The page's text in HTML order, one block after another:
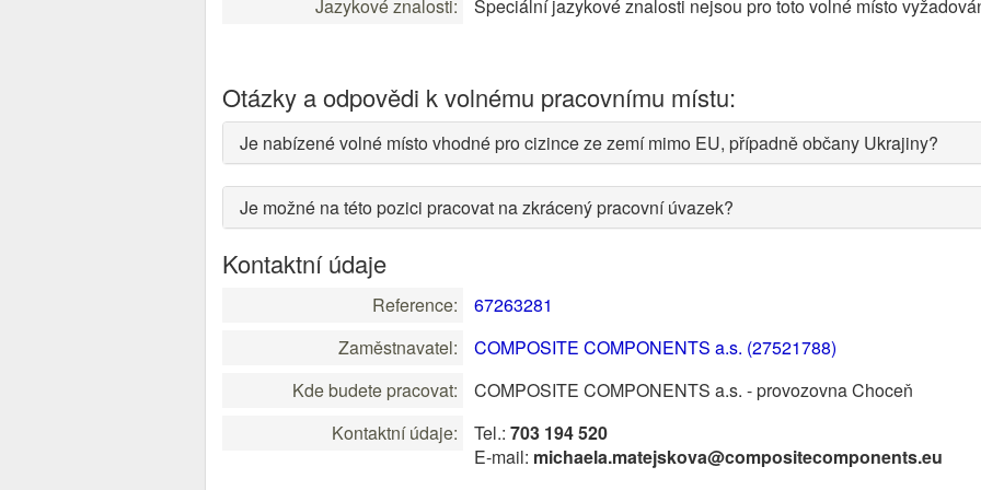
Jazykové znalosti: Speciální jazykové znalosti nejsou pro toto volné místo
Otázky a odpovědi k volnému pracovnímu místu:
Je nabízené volné místo vhodné pro cizince ze zemí mimo EU, případně občany Ukrajiny?
Je možné na této pozici pracovat na zkrácený pracovní úvazek?
Kontaktní údaje
Reference:
67263281
Zaměstnavatel:
COMPOSITE COMPONENTS a.s. (27521788)
Kde budete pracovat:
COMPOSITE COMPONENTS a.s. - provozovna Choceň
Kontaktní údaje:
Tel.: 703 194 520
E-mail: michaela.matejskova@compositecomponents.eu